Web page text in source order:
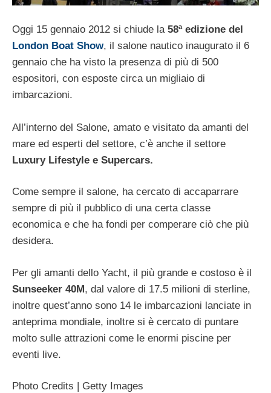
Oggi 15 gennaio 2012 si chiude la 58ª edizione del
London Boat Show, il salone nautico inaugurato il 6
gennaio che ha visto la presenza di più di 500
espositori, con esposte circa un migliaio di
imbarcazioni.
All’interno del Salone, amato e visitato da amanti del
mare ed esperti del settore, c’è anche il settore
Luxury Lifestyle e Supercars.
Come sempre il salone, ha cercato di accaparrare
sempre di più il pubblico di una certa classe
economica e che ha fondi per comperare ciò che più
desidera.
Per gli amanti dello Yacht, il più grande e costoso è il
Sunseeker 40M, dal valore di 17.5 milioni di sterline,
inoltre quest’anno sono 14 le imbarcazioni lanciate in
anteprima mondiale, inoltre si è cercato di puntare
molto sulle attrazioni come le enormi piscine per
eventi live.
Photo Credits | Getty Images